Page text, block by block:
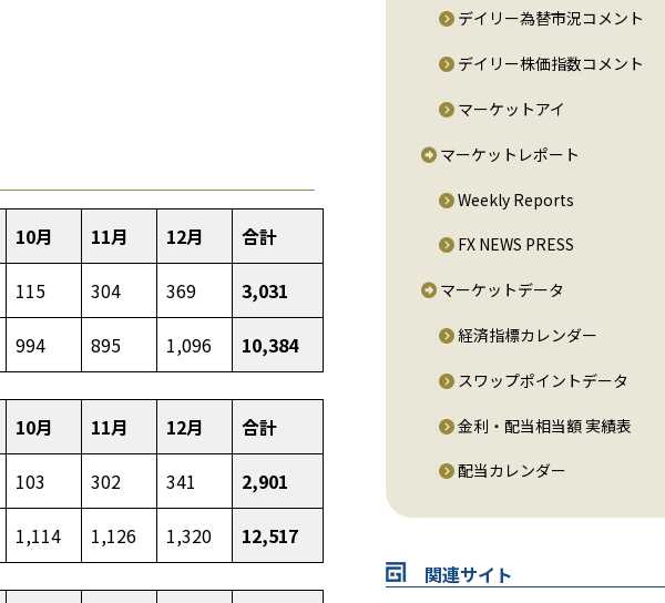
10月 11月 12月 合計
115 304 369 3,031
994 895 1,096 10,384
10月 11月 12月 合計
103 302 341 2,901
1,114 1,126 1,320 12,517
デイリー為替市況コメント
デイリー株価指数コメント
マーケットアイ
マーケットレポート
Weekly Reports
FX NEWS PRESS
マーケットデータ
経済指標カレンダー
スワップポイントデータ
金利・配当相当額 実績表
配当カレンダー
関連サイト